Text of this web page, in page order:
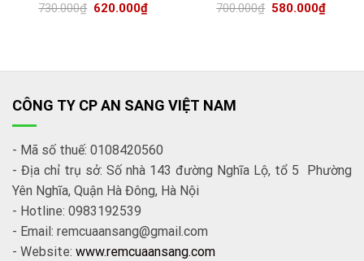
730.000₫ 620.000₫
700.000₫ 580.000₫
CÔNG TY CP AN SANG VIỆT NAM
- Mã số thuế: 0108420560
- Địa chỉ trụ sở: Số nhà 143 đường Nghĩa Lộ, tổ 5 Phường
Yên Nghĩa, Quận Hà Đông, Hà Nội
- Hotline: 0983192539
- Email: remcuaansang@gmail.com
- Website: www.remcuaansang.com